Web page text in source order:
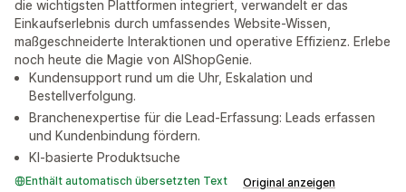
die wichtigsten Plattformen integriert, verwandelt er das
Einkaufserlebnis durch umfassendes Website-Wissen,
maßgeschneiderte Interaktionen und operative Effizienz. Erlebe
noch heute die Magie von AIShopGenie.
Kundensupport rund um die Uhr, Eskalation und
Bestellverfolgung.
Branchenexpertise für die Lead-Erfassung: Leads erfassen
und Kundenbindung fördern.
KI-basierte Produktsuche
Enthält automatisch übersetzten Text Original anzeigen